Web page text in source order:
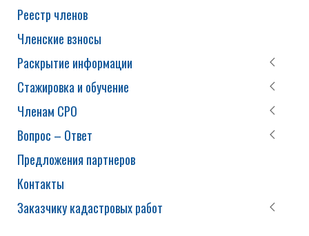
Реестр членов
Членские взносы
Раскрытие информации
Стажировка и обучение
Членам СРО
Вопрос – Ответ
Предложения партнеров
Контакты
Заказчику кадастровых работ